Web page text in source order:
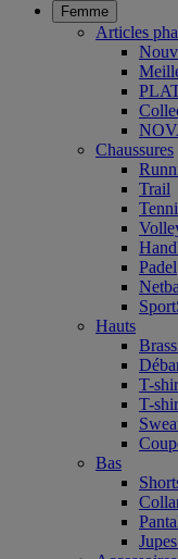
Femme
Articles
Chaussures
Trail
Padel
Hauts
T-
T-
Bas